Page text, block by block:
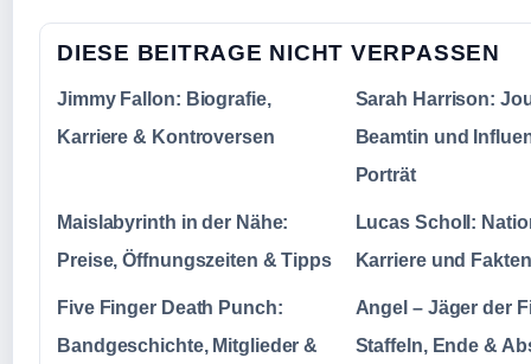
DIESE BEITRAGE NICHT VERPASSEN
Jimmy Fallon: Biografie,
Karriere & Kontroversen
Sarah Harrison:
Beamtin und
Porträt
Maislabyrinth in der Nähe:
Preise, Öffnungszeiten & Tipps
Lucas Scholl:
Karriere und Fakten
Five Finger Death Punch:
Bandgeschichte, Mitglieder &
Angel – Jäger der
Staffeln, Ende &